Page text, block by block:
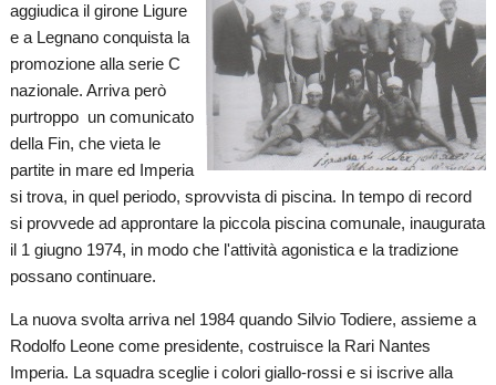
aggiudica il girone Ligure
e a Legnano conquista la
promozione alla serie C
nazionale. Arriva però
purtroppo un comunicato
della Fin, che vieta le
partite in mare ed Imperia
si trova, in quel periodo, sprovvista di piscina. In tempo di record
si provvede ad approntare la piccola piscina comunale, inaugurata
il 1 giugno 1974, in modo che l'attività agonistica e la tradizione
possano continuare.
La nuova svolta arriva nel 1984 quando Silvio Todiere, assieme a
Rodolfo Leone come presidente, costruisce la Rari Nantes
Imperia. La squadra sceglie i colori giallo-rossi e si iscrive alla